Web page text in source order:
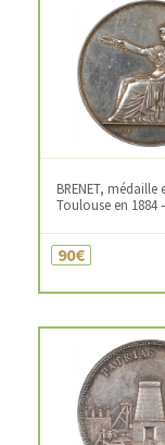
BRENET,
Toulouse en 1884
90€